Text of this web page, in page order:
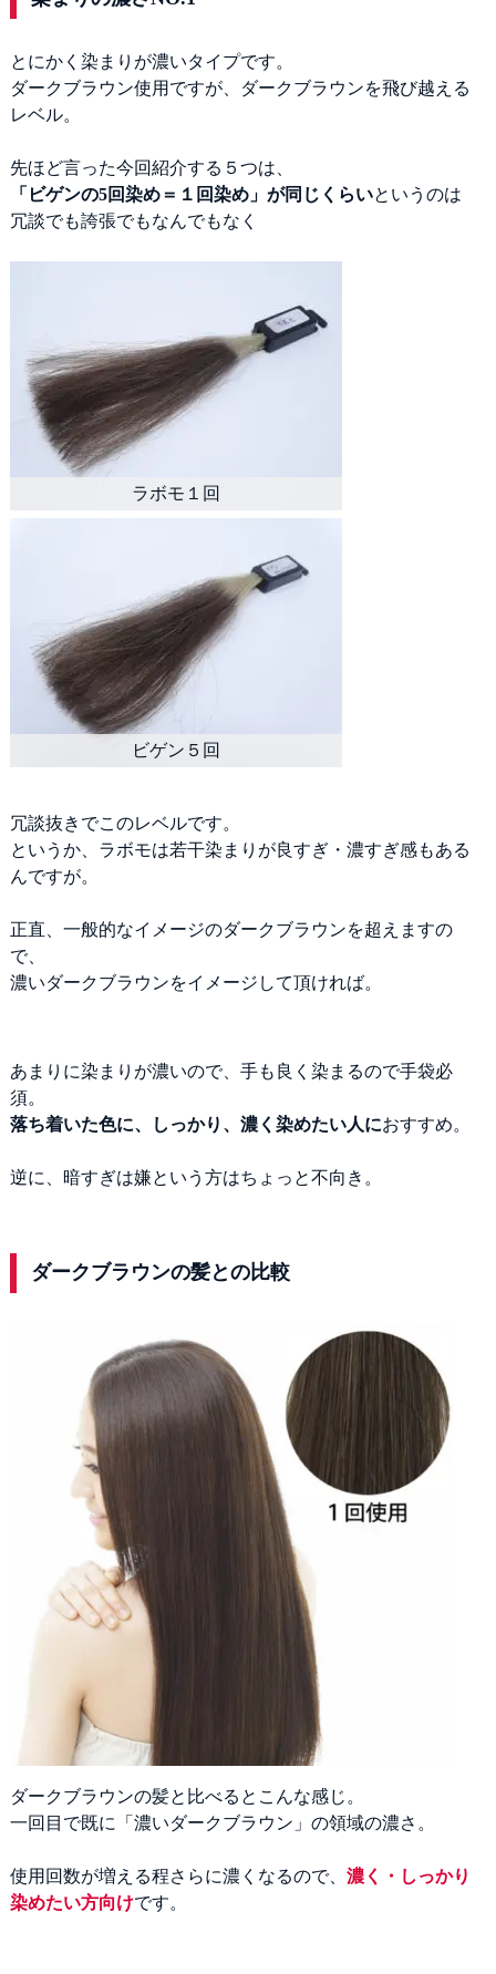
とにかく染まりが濃いタイプです。
ダークブラウン使用ですが、ダークブラウンを飛び越える
レベル。
先ほど言った今回紹介する５つは、
「ビゲンの5回染め＝１回染め」が同じくらいというのは
冗談でも誇張でもなんでもなく
冗談抜きでこのレベルです。
というか、ラボモは若干染まりが良すぎ・濃すぎ感もある
んですが。
正直、一般的なイメージのダークブラウンを超えますの
で、
濃いダークブラウンをイメージして頂ければ。
あまりに染まりが濃いので、手も良く染まるので手袋必
須。
落ち着いた色に、しっかり、濃く染めたい人におすすめ。
逆に、暗すぎは嫌という方はちょっと不向き。
ダークブラウンの髪との比較
ダークブラウンの髪と比べるとこんな感じ。
一回目で既に「濃いダークブラウン」の領域の濃さ。
使用回数が増える程さらに濃くなるので、 濃く・しっかり
染めたい方向けです。